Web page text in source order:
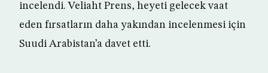
incelendi. Veliaht Prens, heyeti gelecek vaat
eden fırsatların daha yakından incelenmesi için
Suudi Arabistan’a davet etti.